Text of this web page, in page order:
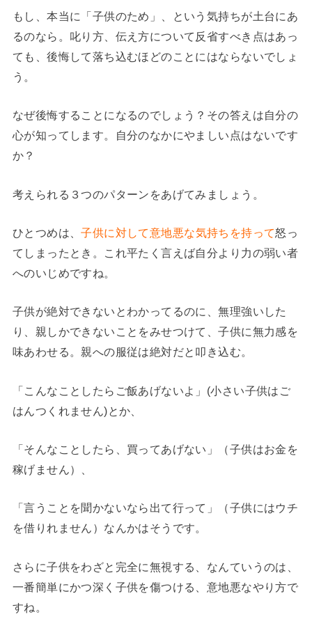
もし、本当に「子供のため」、という気持ちが土台にあ
るのなら。叱り方、伝え方について反省すべき点はあっ
ても、後悔して落ち込むほどのことにはならないでしょ
う。
なぜ後悔することになるのでしょう？その答えは自分の
心が知ってします。自分のなかにやましい点はないです
か？
考えられる３つのパターンをあげてみましょう。
ひとつめは、子供に対して意地悪な気持ちを持って怒っ
てしまったとき。これ平たく言えば自分より力の弱い者
へのいじめですね。
子供が絶対できないとわかってるのに、無理強いした
り、親しかできないことをみせつけて、子供に無力感を
味あわせる。親への服従は絶対だと叩き込む。
「こんなことしたらご飯あげないよ」(小さい子供はご
はんつくれません)とか、
「そんなことしたら、買ってあげない」（子供はお金を
稼げません）、
「言うことを聞かないなら出て行って」（子供にはウチ
を借りれません）なんかはそうです。
さらに子供をわざと完全に無視する、なんていうのは、
一番簡単にかつ深く子供を傷つける、意地悪なやり方で
すね。